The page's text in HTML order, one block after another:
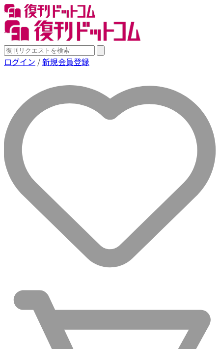
ログイン /新規会員登録